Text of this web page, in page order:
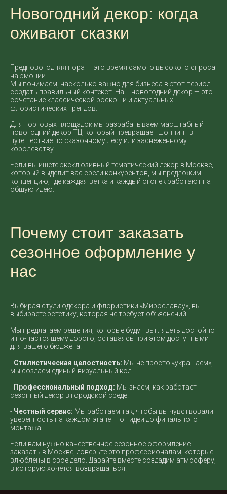
Новогодний декор: когда
оживают сказки
Предновогодняя пора — это время самого высокого спроса
на эмоции.
Мы понимаем, насколько важно для бизнеса в этот период
создать правильный контекст. Наш новогодний декор — это
сочетание классической роскоши и актуальных
флористических трендов.
Для торговых площадок мы разрабатываем масштабный
новогодний декор ТЦ, который превращает шоппинг в
путешествие по сказочному лесу или заснеженному
королевству.
Если вы ищете эксклюзивный тематический декор в Москве,
который выделит вас среди конкурентов, мы предложим
концепцию, где каждая ветка и каждый огонек работают на
общую идею.
Почему стоит заказать
сезонное оформление у
нас
Выбирая студиюдекора и флористики «Мирославау», вы
выбираете эстетику, которая не требует объяснений.
Мы предлагаем решения, которые будут выглядеть достойно
и по-настоящему дорого, оставаясь при этом доступными
для вашего бюджета.
- Стилистическая целостность: Мы не просто «украшаем»,
мы создаем единый визуальный код.
- Профессиональный подход: Мы знаем, как работает
сезонный декор в городской среде.
- Честный сервис: Мы работаем так, чтобы вы чувствовали
уверенность на каждом этапе — от идеи до финального
монтажа.
Если вам нужно качественное сезонное оформление
заказать в Москве, доверьте это профессионалам, которые
влюблены в свое дело. Давайте вместе создадим атмосферу,
в которую хочется возвращаться.